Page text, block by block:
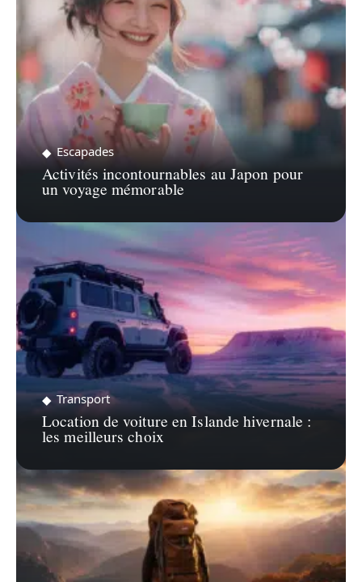
Escapades
Activités incontournables au Japon pour
un voyage mémorable
Transport
Location de voiture en Islande hivernale :
les meilleurs choix